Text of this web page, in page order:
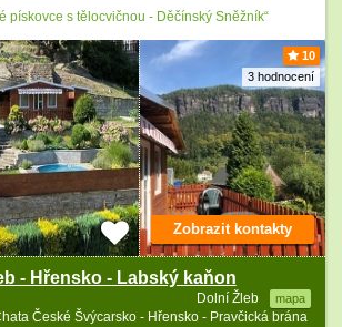
pískovce s tělocvičnou - Děčínský Sněžník“
10
3 hodnocení
- Hřensko - Labský kaňon
Dolní Žleb mapa
České Švýcarsko - Hřensko - Pravčická brána
Zobrazit kontakty